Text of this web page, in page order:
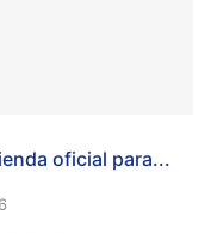
oficial para...